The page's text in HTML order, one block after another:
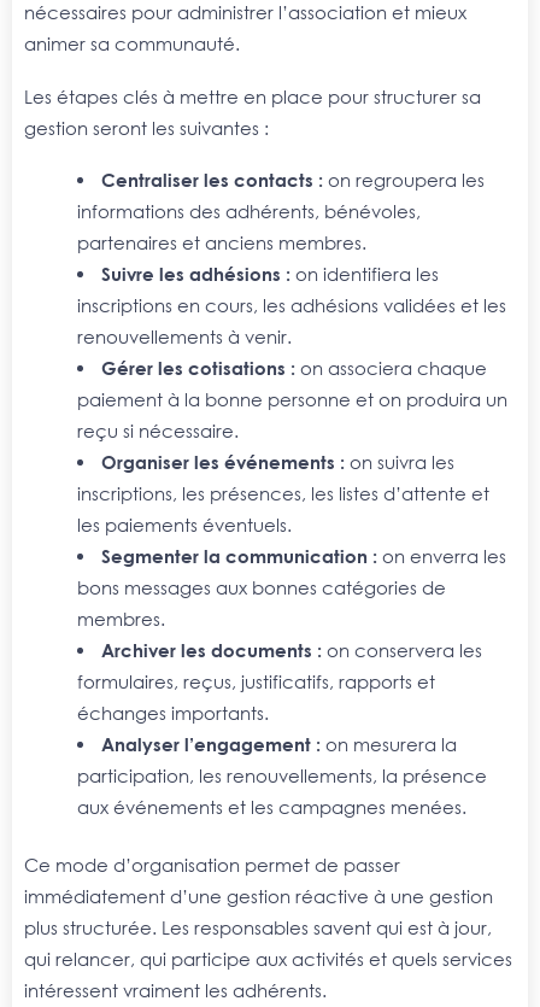
nécessaires pour administrer l’association et mieux
animer sa communauté.
Les étapes clés à mettre en place pour structurer sa
gestion seront les suivantes :
Centraliser les contacts : on regroupera les
informations des adhérents, bénévoles,
partenaires et anciens membres.
Suivre les adhésions : on identifiera les
inscriptions en cours, les adhésions validées et les
renouvellements à venir.
Gérer les cotisations : on associera chaque
paiement à la bonne personne et on produira un
reçu si nécessaire.
Organiser les événements : on suivra les
inscriptions, les présences, les listes d’attente et
les paiements éventuels.
Segmenter la communication : on enverra les
bons messages aux bonnes catégories de
membres.
Archiver les documents : on conservera les
formulaires, reçus, justificatifs, rapports et
échanges importants.
Analyser l’engagement : on mesurera la
participation, les renouvellements, la présence
aux événements et les campagnes menées.
Ce mode d’organisation permet de passer
immédiatement d’une gestion réactive à une gestion
plus structurée. Les responsables savent qui est à jour,
qui relancer, qui participe aux activités et quels services
intéressent vraiment les adhérents.